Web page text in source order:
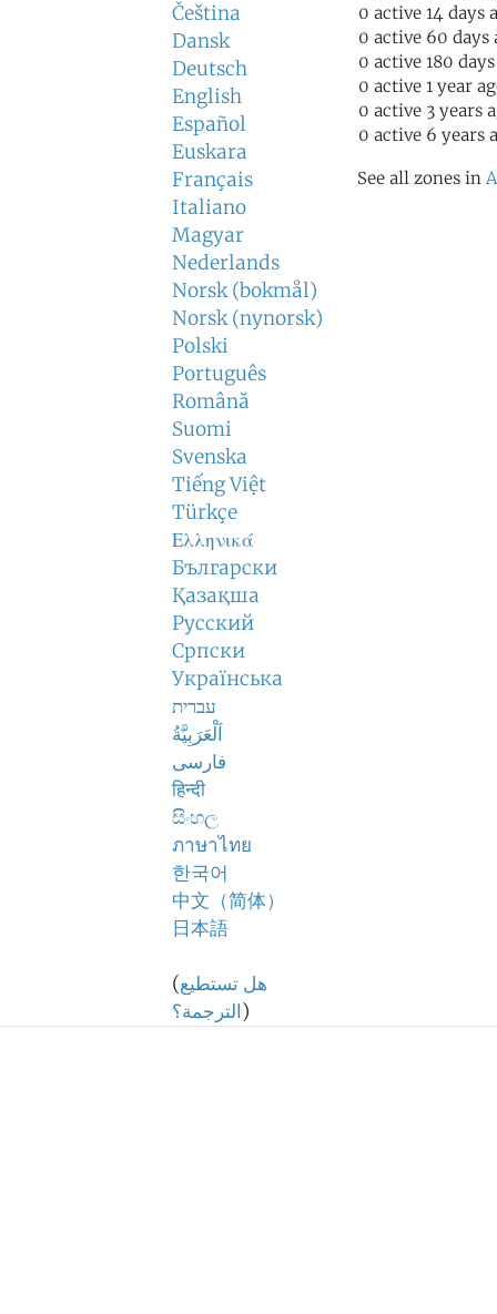
Čeština
Dansk
Deutsch
English
Español
Euskara
Français
Italiano
Magyar
Nederlands
Norsk (bokmål)
Norsk (nynorsk)
Polski
Português
Română
Suomi
Svenska
Tiếng Việt
Türkçe
Ελληνικά
Български
Қазақша
Русский
Српски
Українська
עברית
اَلْعَرَبِيَّةُ
فارسی
हिन्दी
සිංහල
ภาษาไทย
한국어
中文（简体）
日本語
(هل تستطيع
الترجمة؟)
0 active 14 days
0 active 60 days
0 active 180
0 active 1 year
0 active 3 years
0 active 6 years
See all zones in